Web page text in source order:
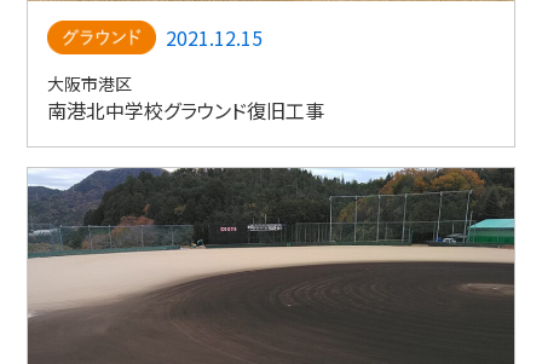
2021.12.15
大阪市港区
南港北中学校グラウンド復旧工事